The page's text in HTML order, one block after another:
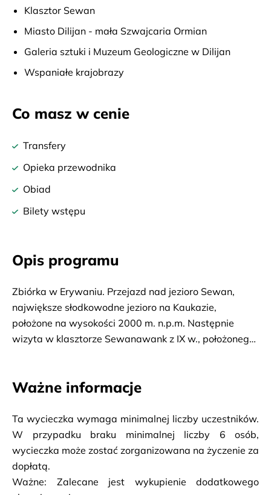
Klasztor Sewan
Miasto Dilijan - mała Szwajcaria Ormian
Galeria sztuki i Muzeum Geologiczne w Dilijan
Wspaniałe krajobrazy
Co masz w cenie
Transfery
Opieka przewodnika
Obiad
Bilety wstępu
Opis programu
Zbiórka w Erywaniu. Przejazd nad jezioro Sewan,
największe słodkowodne jezioro na Kaukazie,
położone na wysokości 2000 m. n.p.m. Następnie
wizyta w klasztorze Sewanawank z IX w., położonego
na obiad i okazja do spróbowania słynnego
miasteczka Dilidżan, nazywane przez Ormian "Małą
Szwajcarią", które za czasów ZSRR było
najpopularniejszym kurortem w Armenii. Zwiedzanie
etnicznej części miasta z licznymi sklepami z
pamiątkami i warsztatem garncarskim, czas na zakup
Ważne informacje
Ta wycieczka wymaga minimalnej liczby uczestników.
W przypadku braku minimalnej liczby 6 osób,
wycieczka może zostać zorganizowana na życzenie za
dopłatą.
Ważne: Zalecane jest wykupienie dodatkowego